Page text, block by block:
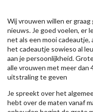
Wij vrouwen willen er
nieuws. Je goed voelen, er
net als een mooi cadeautje,
het cadeautje sowieso al
aan je persoonlijkheid.
alle vrouwen met meer dan
uitstraling te geven
Je spreekt over het
hebt over de maten vanaf